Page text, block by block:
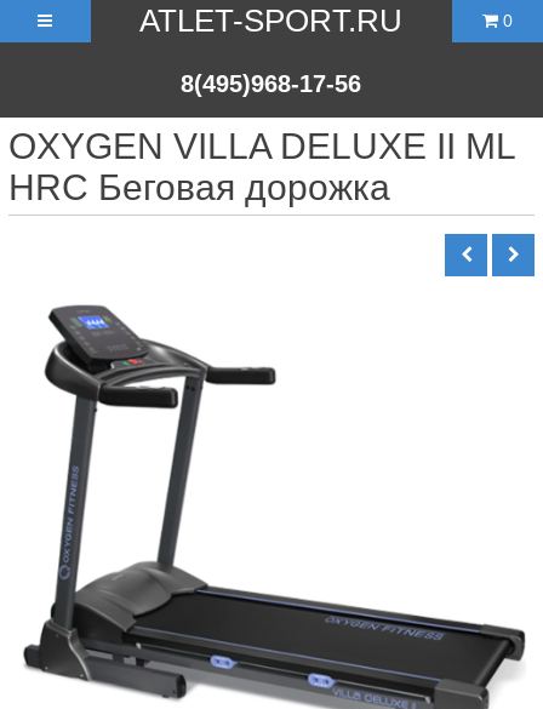
ATLET-SPORT.RU
8(495)968-17-56
0
OXYGEN VILLA DELUXE II ML
HRC Беговая дорожка